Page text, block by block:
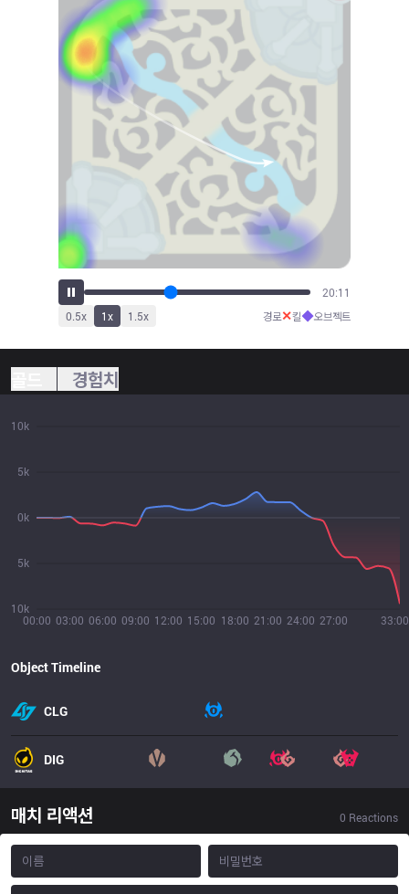
22:14
0.5x 1x 1.5x 경로✕킬◆오브젝트
경험치
00:00 03:00 06:00 09:00 12:00 15:00 18:00 21:00 24:00 27:00 33:00
10k
5k
0k
5k
10k
Object Timeline
CLG
DIG
매치 리액션 0 Reactions